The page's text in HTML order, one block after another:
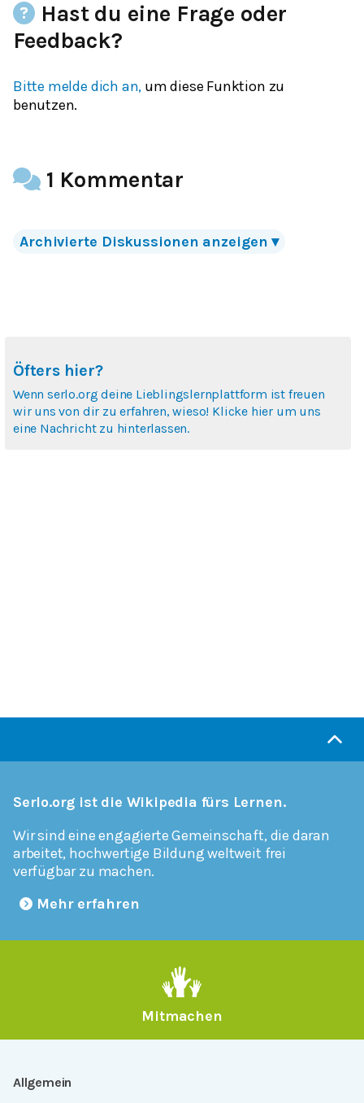
Hast du eine Frage oder
Feedback?
Bitte melde dich an, um diese Funktion zu
benutzen.
1 Kommentar
Archivierte Diskussionen anzeigen ▾
Öfters hier?
Wenn serlo.org deine Lieblingslernplattform ist freuen
wir uns von dir zu erfahren, wieso! Klicke hier um uns
eine Nachricht zu hinterlassen.
Serlo.org ist die Wikipedia fürs Lernen.
Wir sind eine engagierte Gemeinschaft, die daran
arbeitet, hochwertige Bildung weltweit frei
verfügbar zu machen.
Mehr erfahren
Mitmachen
Allgemein